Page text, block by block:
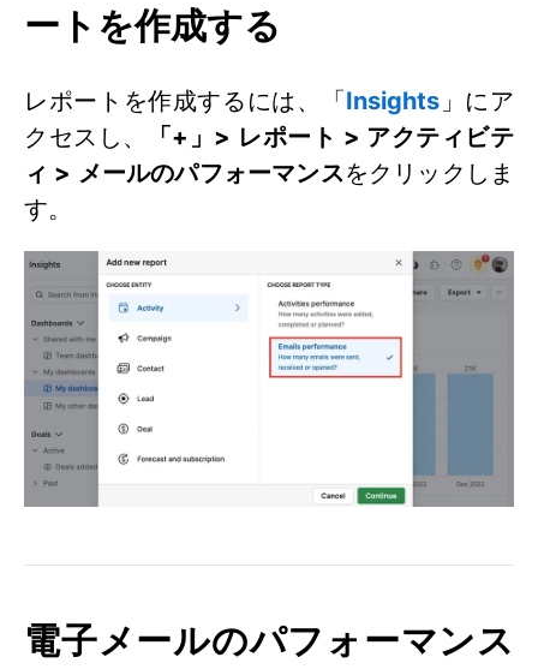
ートを作成する
レポートを作成するには、「Insights 」にア
クセスし、
「+」> レポート > アクティビテ
ィ > メールのパフォーマンスをクリックしま
す。
電子メールのパフォーマンス